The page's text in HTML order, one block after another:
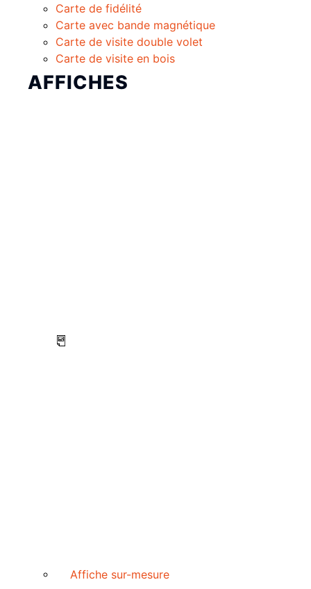
Carte de fidélité
Carte avec bande magnétique
Carte de visite double volet
Carte de visite en bois
AFFICHES
Affiche sur-mesure